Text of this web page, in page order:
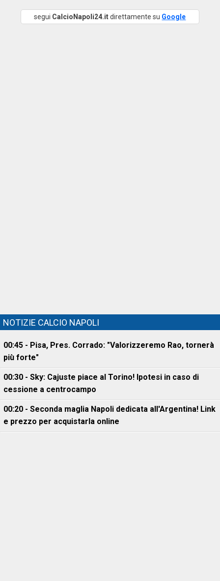
segui CalcioNapoli24.itdirettamente su Google
NOTIZIE CALCIO NAPOLI
00:45 - Pisa, Pres. Corrado: "Valorizzeremo Rao, tornerà
più forte"
00:30 - Sky: Cajuste piace al Torino! Ipotesi in caso di
cessione a centrocampo
00:20 - Seconda maglia Napoli dedicata all'Argentina! Link
e prezzo per acquistarla online